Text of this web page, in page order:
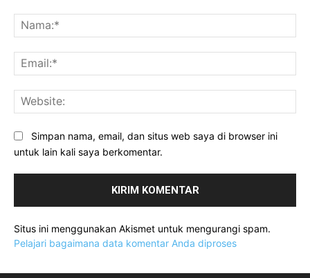
Simpan nama, email, dan situs web saya di browser ini
untuk lain kali saya berkomentar.
Situs ini menggunakan Akismet untuk mengurangi spam.
Pelajari bagaimana data komentar Anda diproses